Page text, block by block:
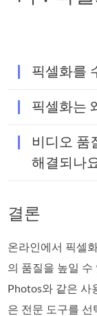
픽셀화를
픽셀화는
비디오 품
해결되나
결론
온라인에서 픽셀
의 품질을 높일 수
Photos와 같은 사
은 전문 도구를 선